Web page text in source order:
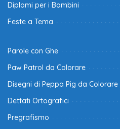
Diplomi per i Bambini
Feste a Tema
Parole con Ghe
Paw Patrol da Colorare
Disegni di Peppa Pig da Colorare
Dettati Ortografici
Pregrafismo